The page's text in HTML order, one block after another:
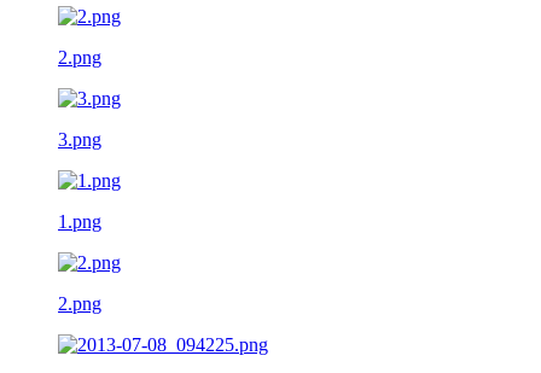
2.png
3.png
1.png
2.png